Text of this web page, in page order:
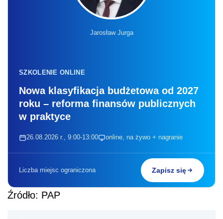
Jarosław Jurga
SZKOLENIE ONLINE
Nowa klasyfikacja budżetowa od 2027
roku – reforma finansów publicznych
w praktyce
26.08.2026 r., 9:00-13:00 online, na żywo + nagranie
Liczba miejsc ograniczona Zapisz się
Źródło: PAP